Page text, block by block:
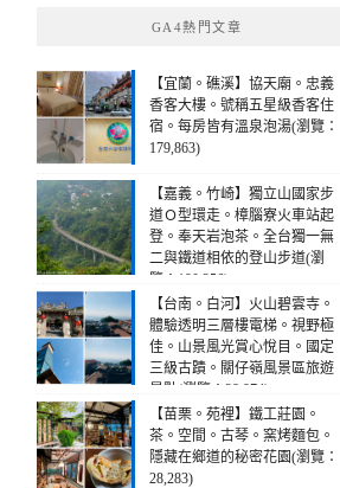
GA4熱門文章
【宜蘭。礁溪】協天廟。忠義
香客大樓。號稱五星級香客住
宿。每房皆有溫泉泡湯(瀏覽：
179,863)
【嘉義。竹崎】獨立山國家步
道Ｏ型環走。樟腦寮火車站起
登。奉天岩泡茶。全台獨一無
二與鐵道相依的登山步道(瀏
覽：190,256)
【台南。白河】火山碧雲寺。
體驗透明三層樓電梯。視野極
佳。山景風光賞心悅目。國定
三級古蹟。關仔嶺風景區旅遊
景點(瀏覽：28,974)
【苗栗。苑裡】鐵工莊園。
茶。空間。古琴。窯烤麵包。
隱藏在鄉道的秘密花園(瀏覽：
28,283)